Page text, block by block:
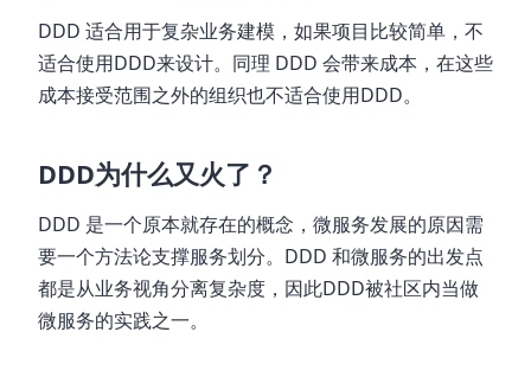
DDD 适合用于复杂业务建模，如果项目比较简单，不
适合使用DDD来设计。同理 DDD 会带来成本，在这些
成本接受范围之外的组织也不适合使用DDD。
DDD为什么又火了？
DDD 是一个原本就存在的概念，微服务发展的原因需
要一个方法论支撑服务划分。DDD 和微服务的出发点
都是从业务视角分离复杂度，因此DDD被社区内当做
微服务的实践之一。